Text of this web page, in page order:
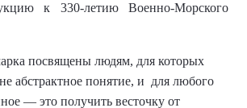
к 330-летию Военно-Морского
посвящены людям, для которых
абстрактное понятие, и для любого
— это получить весточку от